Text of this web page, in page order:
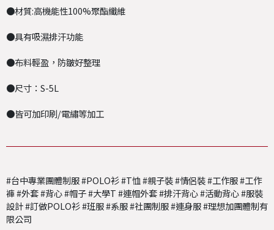
●材質:高機能性100%聚酯纖維
●具有吸濕排汗功能
●布料輕盈，防皺好整理
●尺寸：S-5L
●皆可加印刷/電繡等加工
#台中專業團體制服 #POLO衫 #T恤 #親子裝 #情侶裝 #工作服 #工作
褲 #外套 #背心 #帽子 #大學T #連帽外套 #排汗背心 #活動背心 #服裝
設計 #訂做POLO衫 #班服 #系服 #社團制服 #連身服 #理想加團體制有
限公司